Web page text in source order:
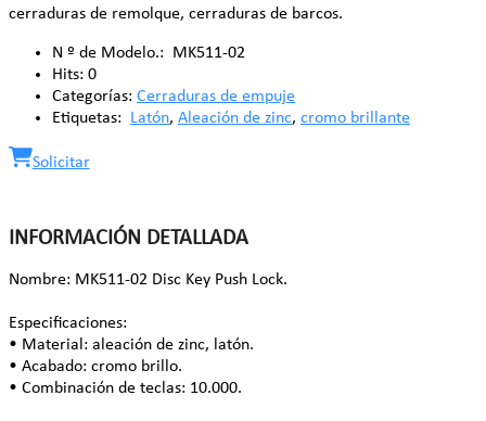
cerraduras de remolque, cerraduras de barcos.
N º de Modelo.:
MK511-02
Hits: 0
Categorías: Cerraduras de empuje
Etiquetas:
Latón, Aleación de zinc, cromo brillante
Solicitar
INFORMACIÓN DETALLADA
Nombre: MK511-02 Disc Key Push Lock.
Especificaciones:
• Material: aleación de zinc, latón.
• Acabado: cromo brillo.
• Combinación de teclas: 10.000.